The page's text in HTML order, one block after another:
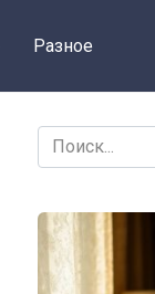
Разное
Search
for: